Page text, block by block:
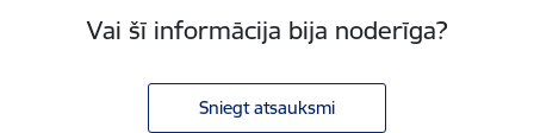
Vai šī informācija bija noderīga?
Sniegt atsauksmi